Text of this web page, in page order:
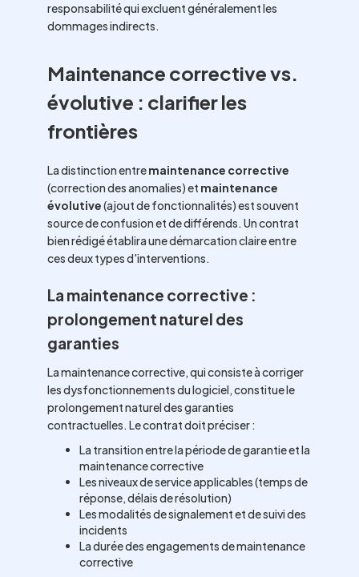
responsabilité qui excluent généralement les
dommages indirects.
Maintenance corrective vs.
évolutive : clarifier les
frontières
La distinction entremaintenance corrective
(correction des anomalies) et maintenance
évolutive(ajout de fonctionnalités) est souvent
source de confusion et de différends. Un contrat
bien rédigé établira une démarcation claire entre
ces deux types d'interventions.
La maintenance corrective :
prolongement naturel des
garanties
La maintenance corrective, qui consiste à corriger
les dysfonctionnements du logiciel, constitue le
prolongement naturel des garanties
contractuelles. Le contrat doit préciser :
La transition entre la période de garantie et la
maintenance corrective
Les niveaux de service applicables (temps de
réponse, délais de résolution)
Les modalités de signalement et de suivi des
incidents
La durée des engagements de maintenance
corrective